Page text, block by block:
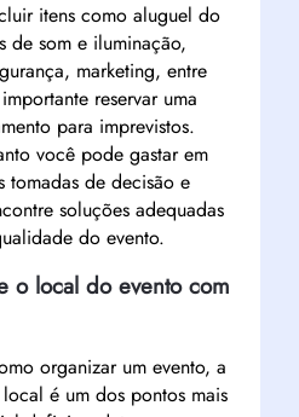
itens como aluguel do
de som e iluminação,
marketing, entre
reservar uma
para imprevistos.
você pode gastar em
tomadas de decisão e
soluções adequadas
do evento.
o local do evento com
organizar um evento, a
é um dos pontos mais